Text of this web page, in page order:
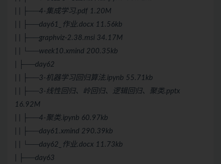
| | ├──4-集成学习.pdf 1.20M
| | ├──day61_作业.docx 11.56kb
| | ├──graphviz-2.38.msi 34.17M
| | └──week10.xmind 200.35kb
| ├──day62
| | ├──3-机器学习回归算法.ipynb 55.71kb
| | ├──3-线性回归、岭回归、逻辑回归、聚类.pptx
16.92M
| | ├──4-聚类.ipynb 60.97kb
| | ├──day61.xmind 290.39kb
| | └──day62_作业.docx 11.73kb
| ├──day63